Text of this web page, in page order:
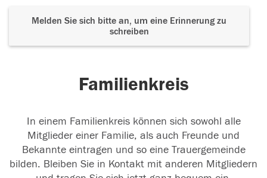
Melden Sie sich bitte an, um eine Erinnerung zu
schreiben
Familienkreis
In einem Familienkreis können sich sowohl alle
Mitglieder einer Familie, als auch Freunde und
Bekannte eintragen und so eine Trauergemeinde
bilden. Bleiben Sie in Kontakt mit anderen Mitgliedern